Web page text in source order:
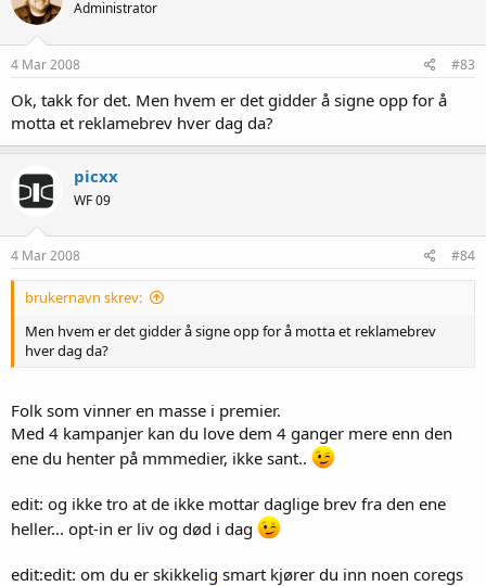
Administrator
4 Mar 2008 #83
Ok, takk for det. Men hvem er det gidder å signe opp for å
motta et reklamebrev hver dag da?
picxx
WF 09
4 Mar 2008 #84
brukernavn skrev:
Men hvem er det gidder å signe opp for å motta et reklamebrev
hver dag da?
Folk som vinner en masse i premier.
Med 4 kampanjer kan du love dem 4 ganger mere enn den
ene du henter på mmmedier, ikke sant..
edit: og ikke tro at de ikke mottar daglige brev fra den ene
heller... opt-in er liv og død i dag
edit:edit: om du er skikkelig smart kjører du inn noen coregs